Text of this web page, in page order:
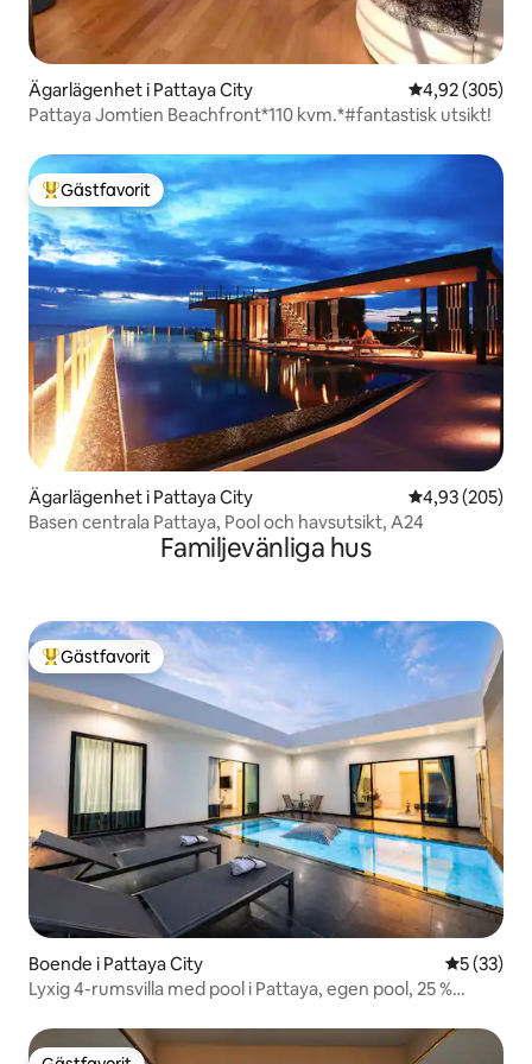
Ägarlägenhet i Pattaya City 4,92 av 5 i
4,92 (305)
Pattaya Jomtien Beachfront*110 kvm.*#fantastisk utsikt!
Populär gästfavorit
Gästfavorit
Ägarlägenhet i Pattaya City 4,93 av 5 i
4,93 (205)
Basen centrala Pattaya, Pool och havsutsikt, A24
Familjevänliga hus
Populär gästfavorit
Gästfavorit
Boende i Pattaya City 5 av 5 i
5 (33)
Lyxig 4-rumsvilla med pool i Pattaya, egen pool, 25 %